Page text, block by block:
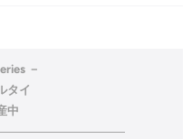
－
タイ
中